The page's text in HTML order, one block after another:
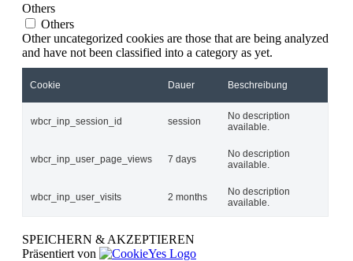
Others
Others
Other uncategorized cookies are those that are being analyzed
and have not been classified into a category as yet.
Cookie Dauer Beschreibung
wbcr_inp_session_id session
No description
available.
wbcr_inp_user_page_views 7 days
No description
available.
wbcr_inp_user_visits 2 months
No description
available.
SPEICHERN & AKZEPTIEREN
Präsentiert von